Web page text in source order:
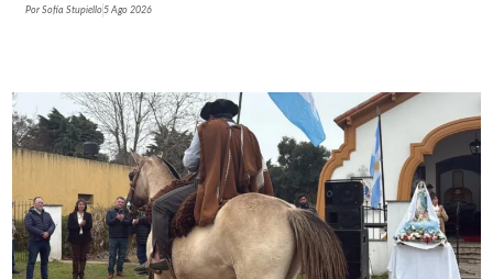
PorSofía Stupiello5 Ago 2026